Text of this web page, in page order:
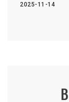
2025-11-14